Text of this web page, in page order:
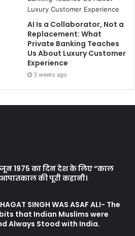
AI Is a Collaborator, Not a
Replacement: What
Private Banking Teaches
Us About Luxury Customer
Experience
3 weeks ago
1975 का दिन देश के लिए “काल
की पूरी कहानी।
SINGH WAS ASAF ALI- The
that Indian Muslims were
Always Stood with India.